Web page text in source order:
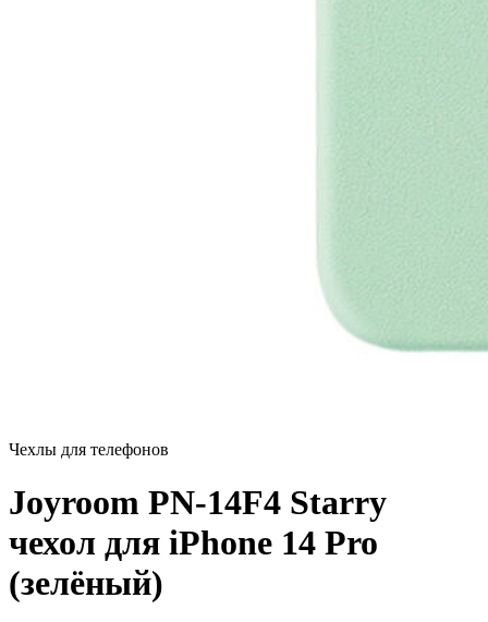
Чехлы для телефонов
Joyroom PN-14F4 Starry
чехол для iPhone 14 Pro
(зелёный)